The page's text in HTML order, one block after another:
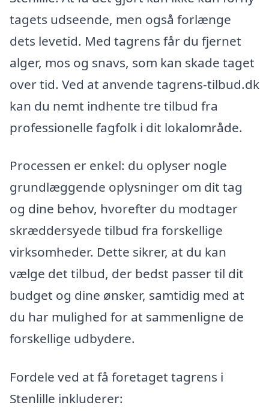
tagets udseende, men også forlænge
dets levetid. Med tagrens får du fjernet
alger, mos og snavs, som kan skade taget
over tid. Ved at anvende tagrens-tilbud.dk
kan du nemt indhente tre tilbud fra
professionelle fagfolk i dit lokalområde.
Processen er enkel: du oplyser nogle
grundlæggende oplysninger om dit tag
og dine behov, hvorefter du modtager
skræddersyede tilbud fra forskellige
virksomheder. Dette sikrer, at du kan
vælge det tilbud, der bedst passer til dit
budget og dine ønsker, samtidig med at
du har mulighed for at sammenligne de
forskellige udbydere.
Fordele ved at få foretaget tagrens i
Stenlille inkluderer: